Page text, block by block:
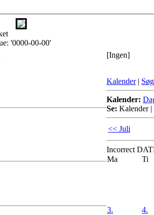
'0000-00-00'
[Ingen]
Kalender | Søg
Kalender:
Se: Kalender|
<< Juli
Incorrect
Ma
Ti
3. 4.